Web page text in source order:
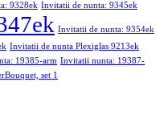
9328ek Invitatii de nunta: 9345ek
Invitatii de nunta: 9354ek
Invitatii de nunta Plexiglas 9213ek
19385-arm Invitatii nunta: 19387-
set 1